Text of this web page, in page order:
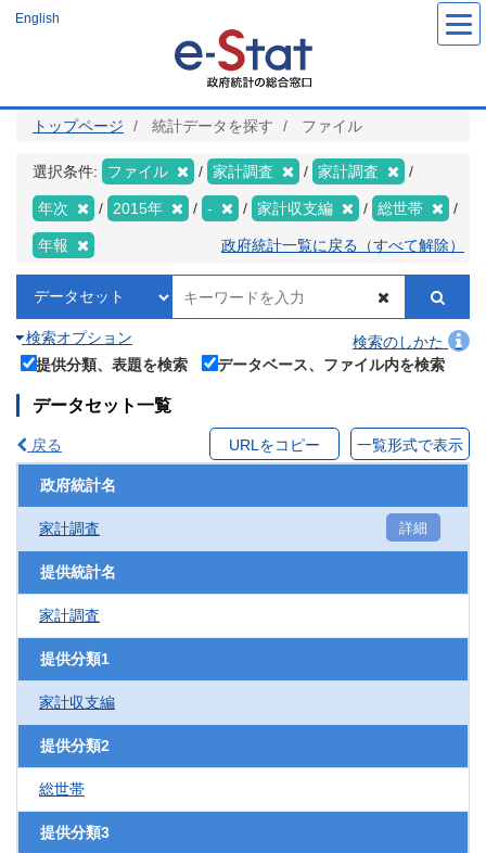
ツ
English
トップページ 統計データを探す ファイル
選択条件: ファイル 家計調査 家計調査
年次 2015年 - 家計収支編 総世帯
年報 政府統計一覧に戻る（すべて解除）
検索オプション
検索のしかた
提供分類、表題を検索
データベース、ファイル内を検索
データセット一覧
戻る URLをコピー 一覧形式で表示
政府統計名
家計調査 詳細
提供統計名
家計調査
提供分類1
家計収支編
提供分類2
総世帯
提供分類3